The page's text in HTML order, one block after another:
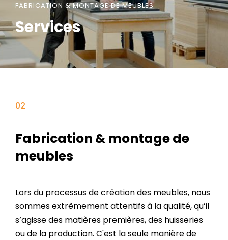
FABRICATION & MONTAGE DE MEUBLES
Services
Fabrication & montage de
meubles
Lors du processus de création des meubles, nous
sommes extrêmement attentifs à la qualité, qu’il
s’agisse des matières premières, des huisseries
ou de la production. C'est la seule manière de